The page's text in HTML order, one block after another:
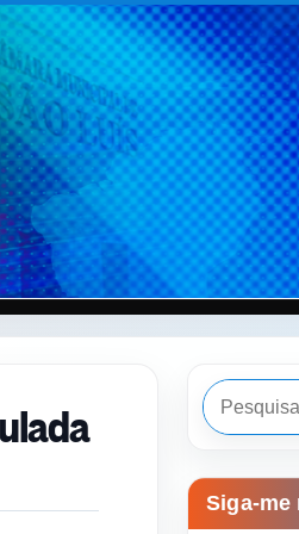
Pesquisar
Siga-me